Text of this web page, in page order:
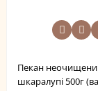
Пекан
шкаралупі 500г